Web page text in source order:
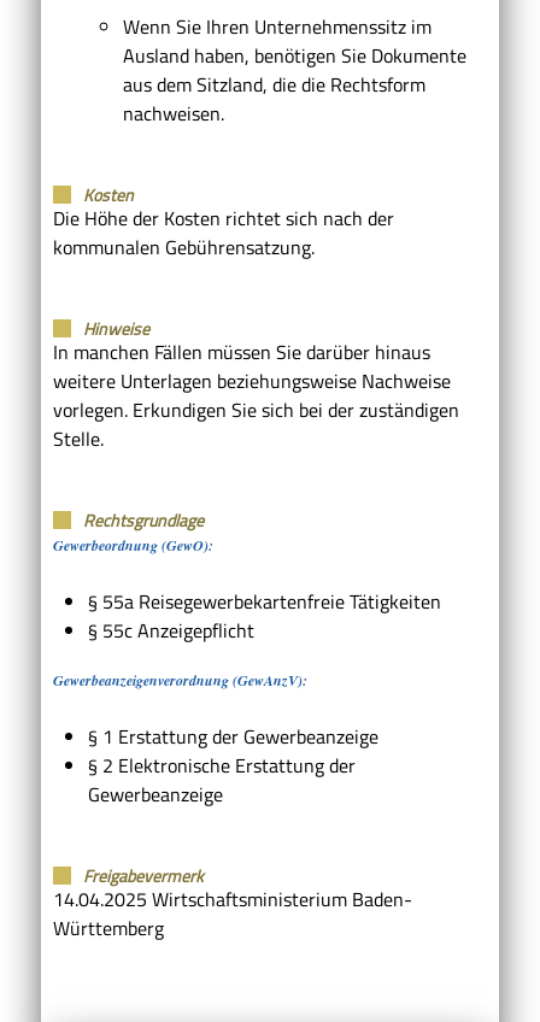
Wenn Sie Ihren Unternehmenssitz im
Ausland haben, benötigen Sie Dokumente
aus dem Sitzland, die die Rechtsform
nachweisen.
Kosten
Die Höhe der Kosten richtet sich nach der
kommunalen Gebührensatzung.
Hinweise
In manchen Fällen müssen Sie darüber hinaus
weitere Unterlagen beziehungsweise Nachweise
vorlegen. Erkundigen Sie sich bei der zuständigen
Stelle.
Rechtsgrundlage
Gewerbeordnung (GewO):
§ 55a Reisegewerbekartenfreie Tätigkeiten
§ 55c Anzeigepflicht
Gewerbeanzeigenverordnung (GewAnzV):
§ 1 Erstattung der Gewerbeanzeige
§ 2 Elektronische Erstattung der
Gewerbeanzeige
Freigabevermerk
14.04.2025 Wirtschaftsministerium Baden-
Württemberg